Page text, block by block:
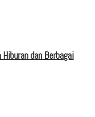
dan Berbagai